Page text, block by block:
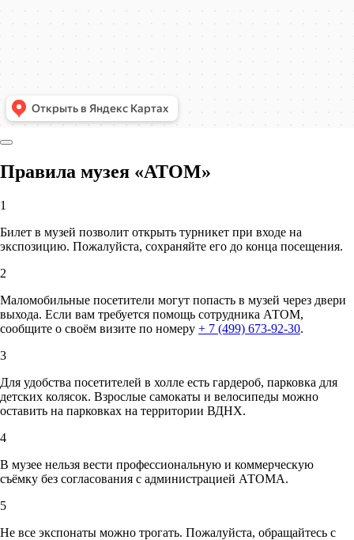
Правила музея «АТОМ»
1
Билет в музей позволит открыть турникет при входе на
экспозицию. Пожалуйста, сохраняйте его до конца посещения.
2
Маломобильные посетители могут попасть в музей через двери
выхода. Если вам требуется помощь сотрудника АТОМ,
сообщите о своём визите по номеру + 7 (499) 673-92-30.
3
Для удобства посетителей в холле есть гардероб, парковка для
детских колясок. Взрослые самокаты и велосипеды можно
оставить на парковках на территории ВДНХ.
4
В музее нельзя вести профессиональную и коммерческую
съёмку без согласования с администрацией АТОМА.
5
Не все экспонаты можно трогать. Пожалуйста, обращайтесь с